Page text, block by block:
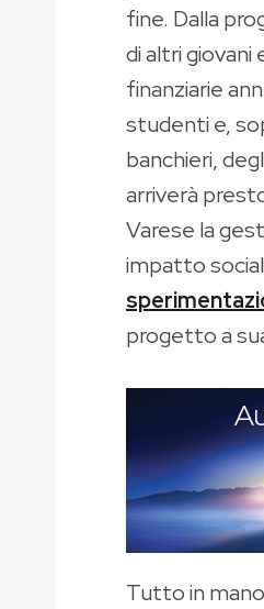
fine. Dalla
di altri
finanziarie
studenti e,
banchieri,
arriverà
Varese la
impatto
progetto a
Tutto in mano